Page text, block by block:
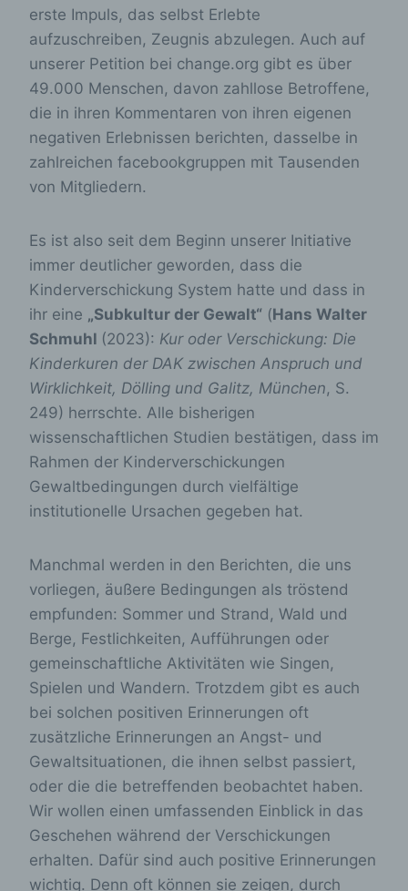
erste Impuls, das selbst Erlebte
aufzuschreiben, Zeugnis abzulegen. Auch auf
unserer Petition bei change.org gibt es über
49.000 Menschen, davon zahllose Betroffene,
die in ihren Kommentaren von ihren eigenen
negativen Erlebnissen berichten, dasselbe in
zahlreichen facebookgruppen mit Tausenden
von Mitgliedern.
Es ist also seit dem Beginn unserer Initiative
immer deutlicher geworden, dass die
Kinderverschickung System hatte und dass in
ihr eine „Subkultur der Gewalt“ (Hans Walter
Schmuhl (2023): Kur oder Verschickung: Die
Kinderkuren der DAK zwischen Anspruch und
Wirklichkeit, Dölling und Galitz, München, S.
249) herrschte. Alle bisherigen
wissenschaftlichen Studien bestätigen, dass im
Rahmen der Kinderverschickungen
Gewaltbedingungen durch vielfältige
institutionelle Ursachen gegeben hat.
Manchmal werden in den Berichten, die uns
vorliegen, äußere Bedingungen als tröstend
empfunden: Sommer und Strand, Wald und
Berge, Festlichkeiten, Aufführungen oder
gemeinschaftliche Aktivitäten wie Singen,
Spielen und Wandern. Trotzdem gibt es auch
bei solchen positiven Erinnerungen oft
zusätzliche Erinnerungen an Angst- und
Gewaltsituationen, die ihnen selbst passiert,
oder die die betreffenden beobachtet haben.
Wir wollen einen umfassenden Einblick in das
Geschehen während der Verschickungen
erhalten. Dafür sind auch positive Erinnerungen
wichtig. Denn oft können sie zeigen, durch